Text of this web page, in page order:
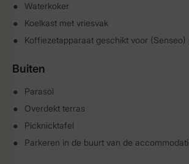
Waterkoker
Koelkast met vriesvak
Koffiezetapparaat geschikt voor (Senseo)
Buiten
Parasol
Overdekt terras
Picknicktafel
Parkeren in de buurt van de